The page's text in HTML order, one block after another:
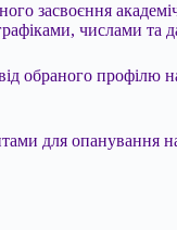
засвоєння
числами та
обраного профілю
для